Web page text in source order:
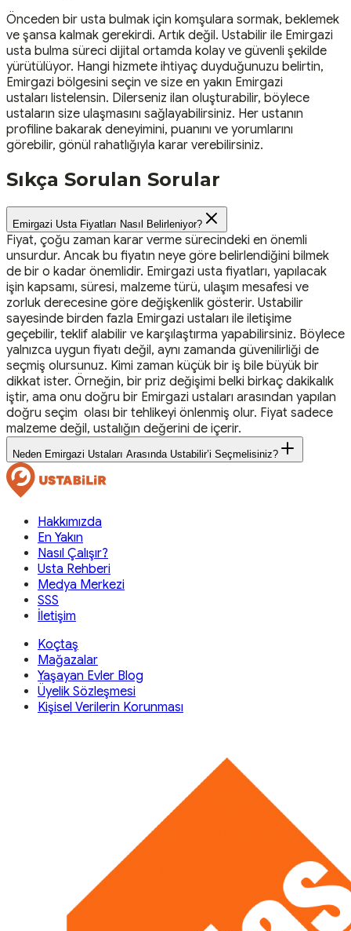
Önceden bir usta bulmak için komşulara sormak, beklemek
ve şansa kalmak gerekirdi. Artık değil. Ustabilir ile Emirgazi
usta bulma süreci dijital ortamda kolay ve güvenli şekilde
yürütülüyor. Hangi hizmete ihtiyaç duyduğunuzu belirtin,
Emirgazi bölgesini seçin ve size en yakın Emirgazi
ustaları listelensin. Dilerseniz ilan oluşturabilir, böylece
ustaların size ulaşmasını sağlayabilirsiniz. Her ustanın
profiline bakarak deneyimini, puanını ve yorumlarını
görebilir, gönül rahatlığıyla karar verebilirsiniz.
Sıkça Sorulan Sorular
Emirgazi Usta Fiyatları Nasıl Belirleniyor?
Fiyat, çoğu zaman karar verme sürecindeki en önemli
unsurdur. Ancak bu fiyatın neye göre belirlendiğini bilmek
de bir o kadar önemlidir. Emirgazi usta fiyatları, yapılacak
işin kapsamı, süresi, malzeme türü, ulaşım mesafesi ve
zorluk derecesine göre değişkenlik gösterir. Ustabilir
sayesinde birden fazla Emirgazi ustaları ile iletişime
geçebilir, teklif alabilir ve karşılaştırma yapabilirsiniz. Böylece
yalnızca uygun fiyatı değil, aynı zamanda güvenilirliği de
seçmiş olursunuz. Kimi zaman küçük bir iş bile büyük bir
dikkat ister. Örneğin, bir priz değişimi belki birkaç dakikalık
iştir, ama onu doğru bir Emirgazi ustaları arasından yapılan
doğru seçim olası bir tehlikeyi önlenmiş olur. Fiyat sadece
malzeme değil, ustalığın değerini de içerir.
Neden Emirgazi Ustaları Arasında Ustabilir’i Seçmelisiniz?
Hakkımızda
En Yakın
Nasıl Çalışır?
Usta Rehberi
Medya Merkezi
SSS
İletişim
Koçtaş
Mağazalar
Yaşayan Evler Blog
Üyelik Sözleşmesi
Kişisel Verilerin Korunması